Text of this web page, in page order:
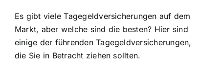
Es gibt viele Tagegeldversicherungen auf dem
Markt, aber welche sind die besten? Hier sind
einige der führenden Tagegeldversicherungen,
die Sie in Betracht ziehen sollten.